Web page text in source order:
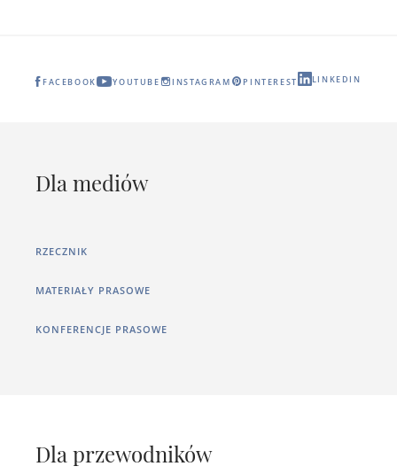
FACEBOOK YOUTUBE INSTAGRAM PINTEREST LINKEDIN
Dla mediów
RZECZNIK
MATERIAŁY PRASOWE
KONFERENCJE PRASOWE
Dla przewodników